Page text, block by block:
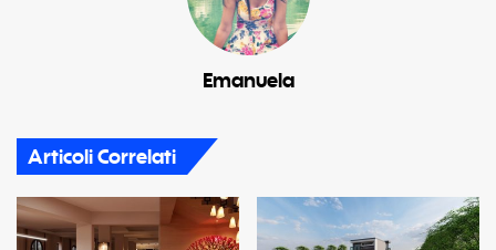
Emanuela
Articoli Correlati